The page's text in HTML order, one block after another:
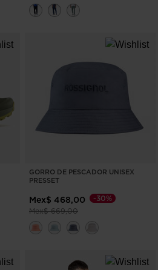
GORRO DE PESCADOR UNISEX
PRESSET
Mex$ 468,00
Precio reducido de
Mex$ 669,00a
-30%